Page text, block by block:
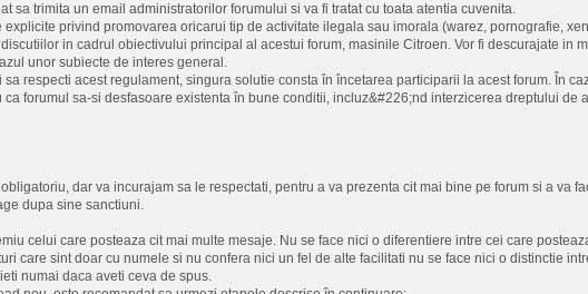
sa trimita un email administratorilor forumului si va fi tratat cu toata atentia cuvenita.
explicite privind promovarea oricarui tip de activitate ilegala sau imorala (warez, pornografie,
in cadrul obiectivului principal al acestui forum, masinile Citroen. Vor fi descurajate in
unor subiecte de interes general.
respecti acest regulament, singura solutie consta în încetarea participarii la acest forum. În
forumul sa-si desfasoare existenta în bune conditii, incluz&#226;nd interzicerea dreptului de
dar va incurajam sa le respectati, pentru a va prezenta cit mai bine pe forum si a va
dupa sine sanctiuni.
celui care posteaza cit mai multe mesaje. Nu se face nici o diferentiere intre cei care
care sint doar cu numele si nu confera nici un fel de alte facilitati nu se face nici o distinctie
numai daca aveti ceva de spus.